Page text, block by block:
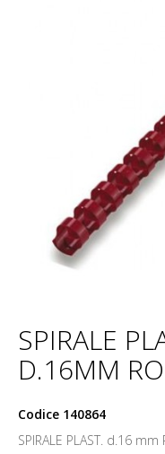
SPIRALE
D.16MM
Codice 140864
SPIRALE PLAST. d.16